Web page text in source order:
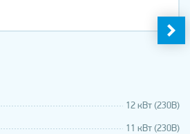
12 кВт (230В)
11 кВт (230В)